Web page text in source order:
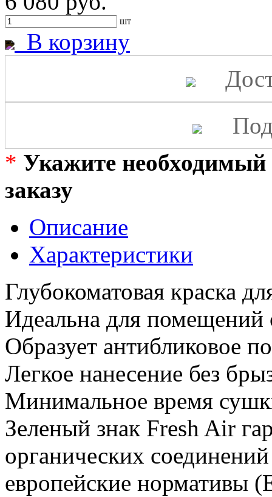
шт
В корзину
* Укажите
заказу
Описание
Характеристики
Глубокоматовая краска
Идеальна для помещений
Образует антибликовое
Легкое нанесение без
Минимальное время
Зеленый знак Fresh Air
органических
европейские нормативы